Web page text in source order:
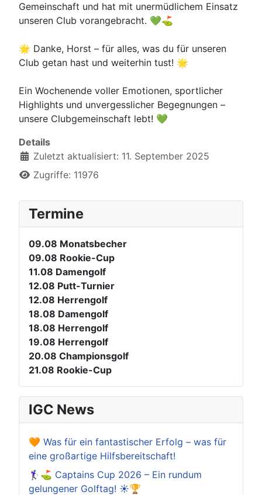
Gemeinschaft und hat mit unermüdlichem Einsatz
unseren Club vorangebracht. 💚⛳
🌟 Danke, Horst – für alles, was du für unseren
Club getan hast und weiterhin tust! 🌟
Ein Wochenende voller Emotionen, sportlicher
Highlights und unvergesslicher Begegnungen –
unsere Clubgemeinschaft lebt! 💚
Details
Zuletzt aktualisiert: 11. September 2025
Zugriffe: 11976
Termine
09.08 Monatsbecher
09.08 Rookie-Cup
11.08 Damengolf
12.08 Putt-Turnier
12.08 Herrengolf
18.08 Damengolf
18.08 Herrengolf
19.08 Herrengolf
20.08 Championsgolf
21.08 Rookie-Cup
IGC News
🧡 Was für ein fantastischer Erfolg – was für
eine großartige Hilfsbereitschaft!
🏌️‍♀️⛳ Captains Cup 2026 – Ein rundum
gelungener Golftag! ☀️🏆